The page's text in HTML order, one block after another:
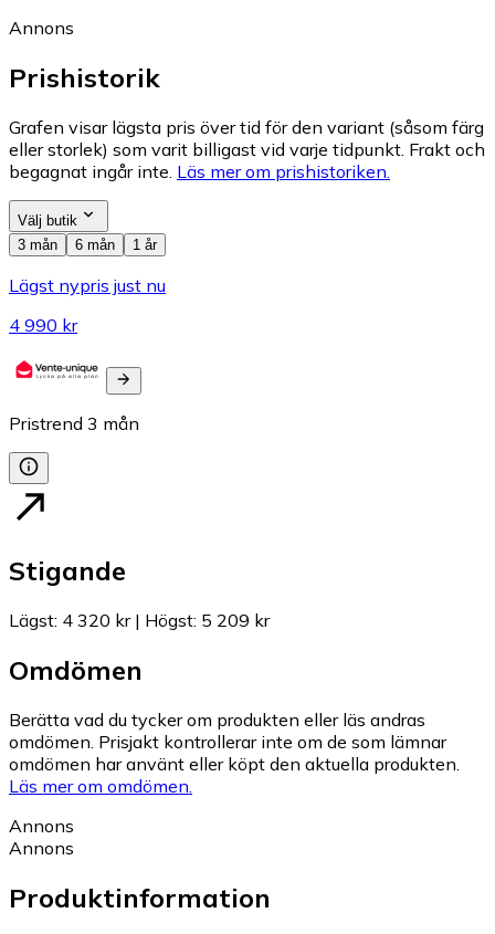
Annons
Prishistorik
Grafen visar lägsta pris över tid för den variant (såsom färg
eller storlek) som varit billigast vid varje tidpunkt. Frakt och
begagnat ingår inte. Läs mer om prishistoriken.
Välj butik
3 mån
6 mån 1 år
Lägst nypris just nu
4 990 kr
Pristrend 3 mån
Stigande
Lägst: 4 320 kr| Högst: 5 209 kr
Omdömen
Berätta vad du tycker om produkten eller läs andras
omdömen. Prisjakt kontrollerar inte om de som lämnar
omdömen har använt eller köpt den aktuella produkten.
Läs mer om omdömen.
Annons
Annons
Produktinformation